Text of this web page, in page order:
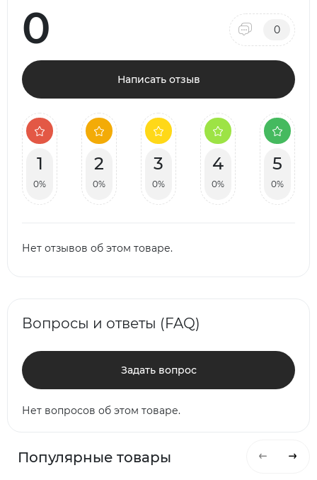
0 0
Написать отзыв
1
0%
2
0%
3
0%
4
0%
5
0%
Нет отзывов об этом товаре.
Вопросы и ответы (FAQ)
Задать вопрос
Нет вопросов об этом товаре.
Популярные товары